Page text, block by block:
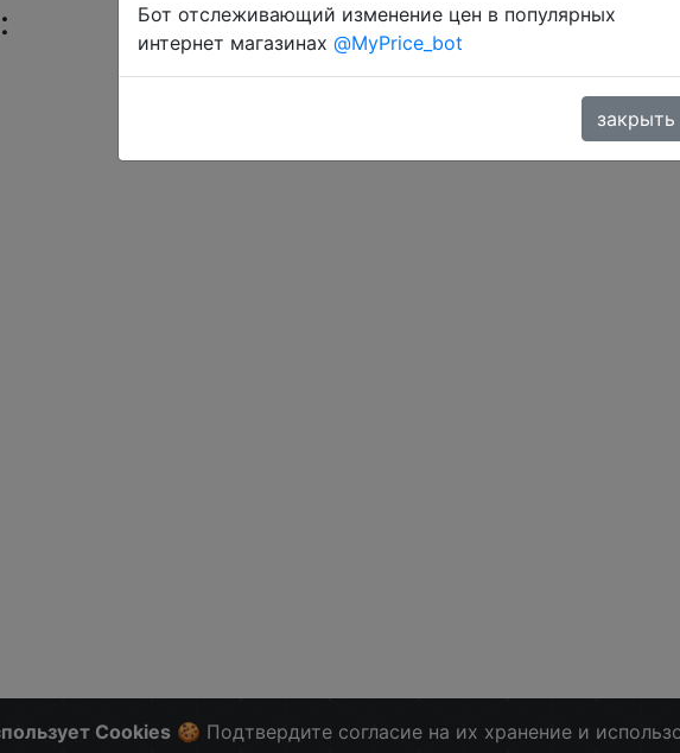
Cookies🍪 Подтвердите согласие на их хранение и
Бот отслеживающий изменение цен в популярных
интернет магазинах @MyPrice_bot
закрыть